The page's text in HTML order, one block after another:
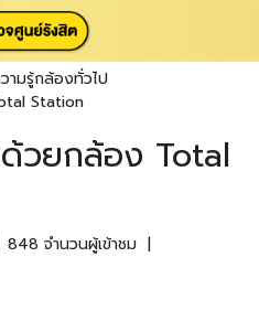
ามรู้กล้องทั่วไป
Station
วยกล้อง Total
848 จำนวนผู้เข้าชม |